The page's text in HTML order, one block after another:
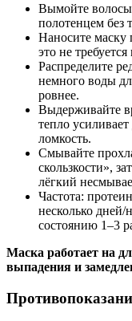
Вымойте
полотенцем без
Наносите маску
это не
Распределите
немного воды
ровнее.
Выдерживайте
тепло
ломкость.
Смывайте
скользкости»,
лёгкий
Частота:
несколько
состоянию 1–3
Маска работает на
выпадения и